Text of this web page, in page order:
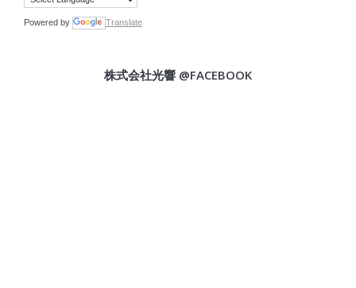
Powered by Translate
株式会社光響 @FACEBOOK